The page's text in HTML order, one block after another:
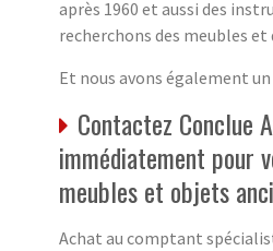
après 1960 et aussi des
recherchons des meubles et
Et nous avons également
Contactez Conclue
immédiatement pour
meubles et objets
Achat au comptant